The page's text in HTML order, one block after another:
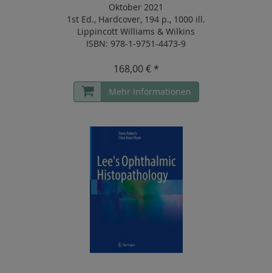
Oktober 2021
1st Ed., Hardcover, 194 p., 1000 ill.
Lippincott Williams & Wilkins
ISBN: 978-1-9751-4473-9
168,00 € *
Mehr Informationen